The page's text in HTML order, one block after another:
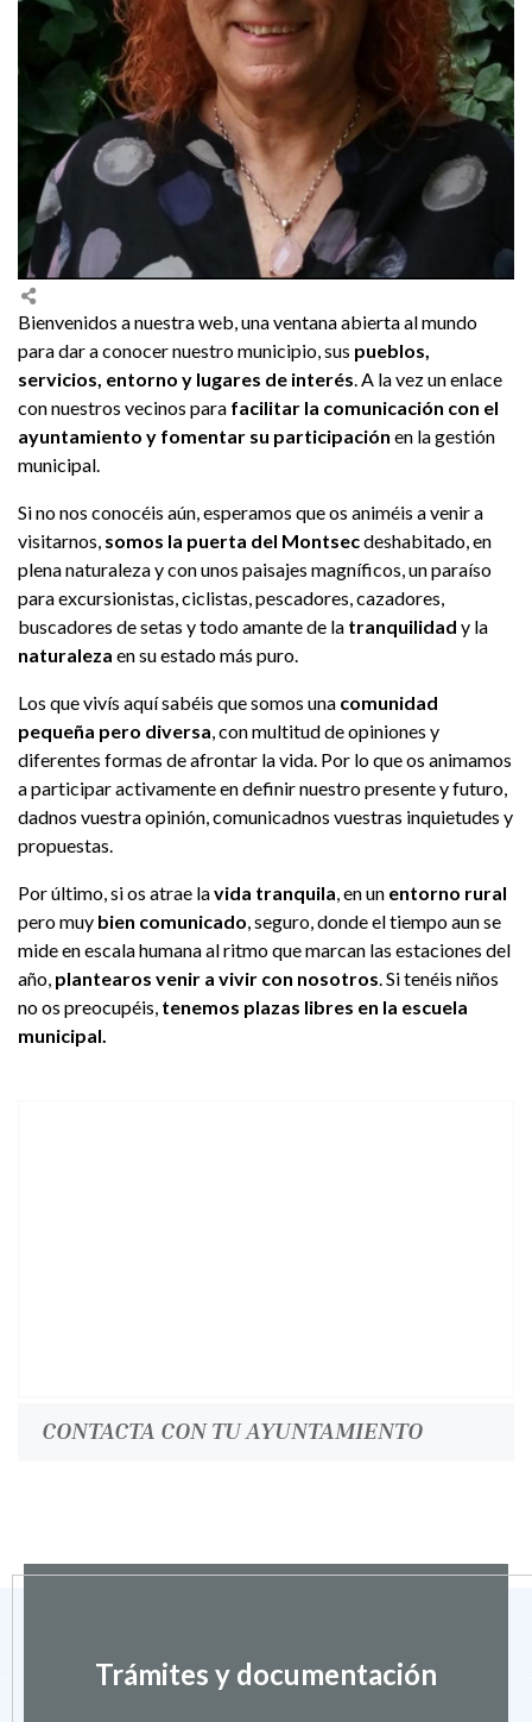
Bienvenidos a nuestra web, una ventana abierta al mundo
para dar a conocer nuestro municipio, sus pueblos,
servicios, entorno y lugares de interés . A la vez un enlace
con nuestros vecinos para facilitar la comunicación con el
ayuntamiento y fomentar su participación en la gestión
municipal.
Si no nos conocéis aún, esperamos que os animéis a venir a
visitarnos, somos la puerta del Montsecdeshabitado, en
plena naturaleza y con unos paisajes magníficos, un paraíso
para excursionistas, ciclistas, pescadores, cazadores,
buscadores de setas y todo amante de la tranquilidad y la
naturaleza en su estado más puro.
Los que vivís aquí sabéis que somos una comunidad
pequeña pero diversa , con multitud de opiniones y
diferentes formas de afrontar la vida. Por lo que os animamos
a participar activamente en definir nuestro presente y futuro,
dadnos vuestra opinión, comunicadnos vuestras inquietudes y
propuestas.
Por último, si os atrae lavida tranquila , en un entorno rural
pero muy bien comunicado , seguro, donde el tiempo aun se
mide en escala humana al ritmo que marcan las estaciones del
año, plantearos venir a vivir con nosotros . Si tenéis niños
no os preocupéis, tenemos plazas libres en la escuela
municipal.
CONTACTA CON TU AYUNTAMIENTO
Trámites y documentación